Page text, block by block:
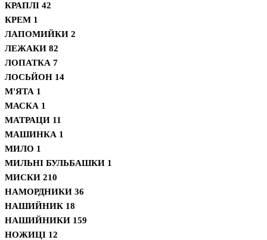
КРАПЛІ 42
КРЕМ 1
ЛАПОМИЙКИ 2
ЛЕЖАКИ 82
ЛОПАТКА 7
ЛОСЬЙОН 14
М'ЯТА 1
МАСКА 1
МАТРАЦИ 11
МАШИНКА 1
МИЛО 1
МИЛЬНІ БУЛЬБАШКИ 1
МИСКИ 210
НАМОРДНИКИ 36
НАШИЙНИК 18
НАШИЙНИКИ 159
НОЖИЦІ 12